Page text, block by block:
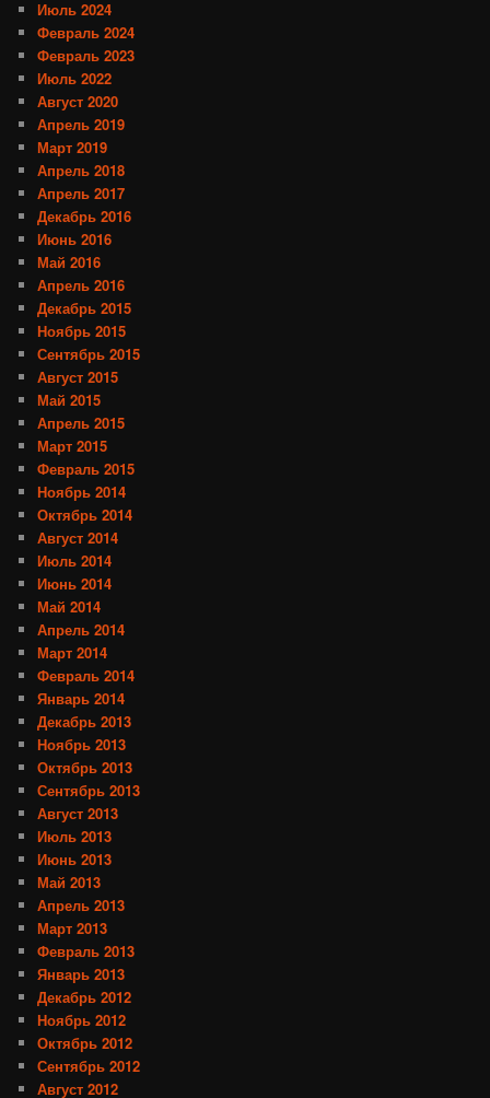
Июль 2024
Февраль 2024
Февраль 2023
Июль 2022
Август 2020
Апрель 2019
Март 2019
Апрель 2018
Апрель 2017
Декабрь 2016
Июнь 2016
Май 2016
Апрель 2016
Декабрь 2015
Ноябрь 2015
Сентябрь 2015
Август 2015
Май 2015
Апрель 2015
Март 2015
Февраль 2015
Ноябрь 2014
Октябрь 2014
Август 2014
Июль 2014
Июнь 2014
Май 2014
Апрель 2014
Март 2014
Февраль 2014
Январь 2014
Декабрь 2013
Ноябрь 2013
Октябрь 2013
Сентябрь 2013
Август 2013
Июль 2013
Июнь 2013
Май 2013
Апрель 2013
Март 2013
Февраль 2013
Январь 2013
Декабрь 2012
Ноябрь 2012
Октябрь 2012
Сентябрь 2012
Август 2012